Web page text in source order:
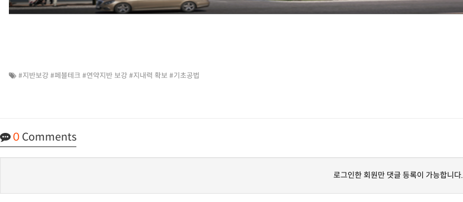
#지반보강 #페블테크 #연약지반 보강 #지내력 확보 #기초공법
0 Comments
로그인한 회원만 댓글 등록이 가능합니다.